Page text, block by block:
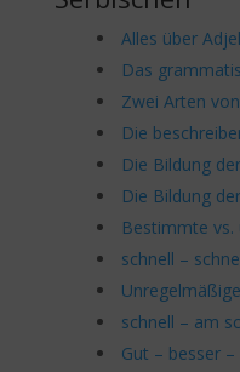
Alles über
Das
Zwei Arten
Die
Die Bildung
Die Bildung
Bestimmte
schnell –
schnell – am
Gut – besser